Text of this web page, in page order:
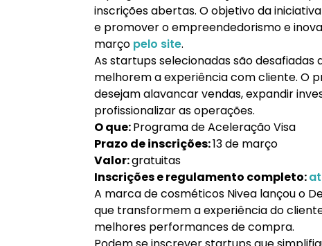
inscrições abertas. O objetivo da
e promover o empreendedorismo e
março pelo site.
As startups selecionadas são desafiadas
melhorem a experiência com cliente. O
desejam alavancar vendas, expandir
profissionalizar as operações.
O que:Programa de Aceleração Visa
Prazo de inscrições:13 de março
Valor:gratuitas
Inscrições e regulamento completo:
A marca de cosméticos Nivea lançou o
que transformem a experiência do
melhores performances de compra.